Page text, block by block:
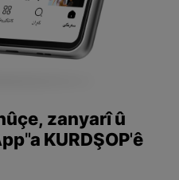
zanyarî û
KURDŞOP'ê